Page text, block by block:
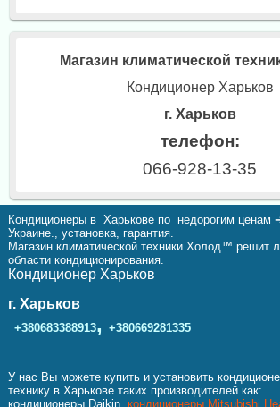
Магазин климатической
Кондиционер Харьков
г. Харьков
телефон:
066-928-13-35
Кондиционеры в Харькове по недорогим ценам
Украине., установка, гарантия.
Магазин климатической техники Холод™ решит
области кондиционирования.
Кондиционер Харьков
г. Харьков
+380683388913, +380669281335
У нас Вы можете купить и установить
технику в Харькове таких производителей как:
кондиционеры Daikin, кондиционеры Mitsubishi